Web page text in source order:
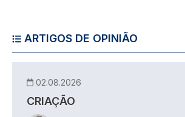
ARTIGOS DE OPINIÃO
02.08.2026
CRIAÇÃO